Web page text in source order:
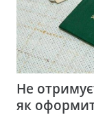
Не
як